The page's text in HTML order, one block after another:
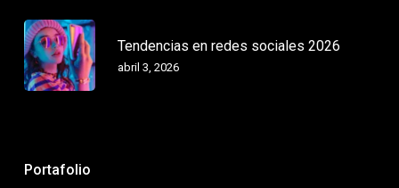
Tendencias en redes sociales 2026
abril 3, 2026
Portafolio